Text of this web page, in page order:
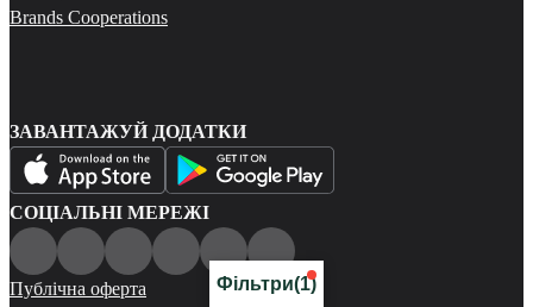
Фільтри(1)
Brands Cooperations
ЗАВАНТАЖУЙ ДОДАТКИ
СОЦІАЛЬНІ МЕРЕЖІ
Публічна оферта